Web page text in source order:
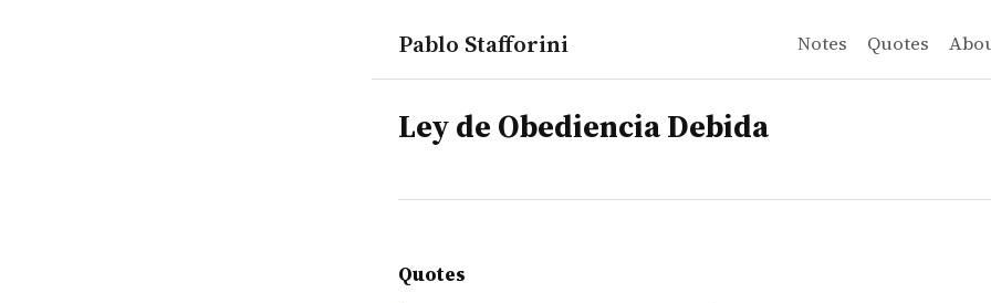
Pablo Stafforini Notes Quotes
tags
Ley de Obediencia Debida
Quotes